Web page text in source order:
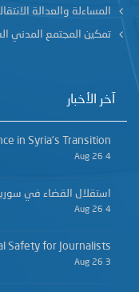
المساءلة والعدالة
تمكين المجتمع المدني
آخر الأخبار
in Syria’s Transition
4 Aug 26
استقلال القضاء في سوريا
4 Aug 26
Safety for Journalists
3 Aug 26